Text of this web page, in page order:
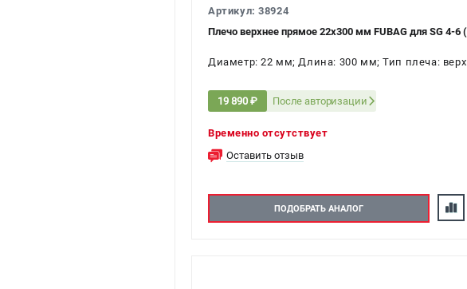
Артикул: 38924
Плечо верхнее прямое 22х300 мм FUBAG для SG 4-6
Диаметр: 22 мм; Длина: 300 мм; Тип плеча:
19 890 ₽ После авторизации
Временно отсутствует
Оставить отзыв
ПОДОБРАТЬ АНАЛОГ